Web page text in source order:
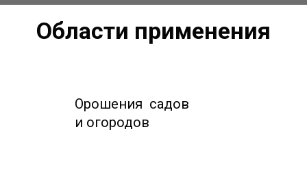
Области применения
Орошения садов
и огородов